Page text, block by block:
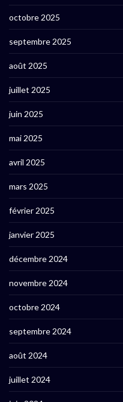
octobre 2025
septembre 2025
août 2025
juillet 2025
juin 2025
mai 2025
avril 2025
mars 2025
février 2025
janvier 2025
décembre 2024
novembre 2024
octobre 2024
septembre 2024
août 2024
juillet 2024